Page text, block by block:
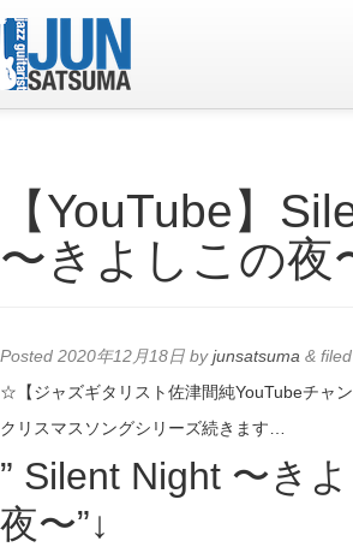
Live Schedule
Discography
Contact
YouTube
Online Lesson
【YouTube】
〜きよしこの夜
Posted 2020年12月18日 byjunsatsuma &
☆【ジャズギタリスト佐津間純YouTubeチャン
クリスマスソングシリーズ続きます…
” Silent Night 〜き
夜〜”↓